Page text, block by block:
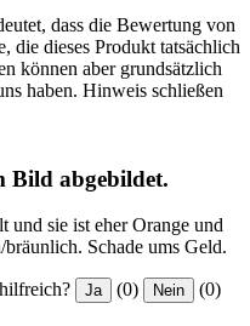
dass die Bewertung von
die dieses Produkt tatsächlich
können aber grundsätzlich
haben. Hinweis schließen
Bild abgebildet.
und sie ist eher Orange und
Schade ums Geld.
Ja (0) Nein (0)